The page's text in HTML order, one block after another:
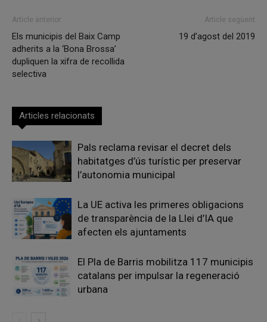
Article anterior
Els municipis del Baix Camp
adherits a la ‘Bona Brossa’
dupliquen la xifra de recollida
selectiva
Article següent
19 d’agost del 2019
Articles relacionats
Pals reclama revisar el decret dels
habitatges d’ús turístic per preservar
l’autonomia municipal
La UE activa les primeres obligacions
de transparència de la Llei d’IA que
afecten els ajuntaments
El Pla de Barris mobilitza 117 municipis
catalans per impulsar la regeneració
urbana